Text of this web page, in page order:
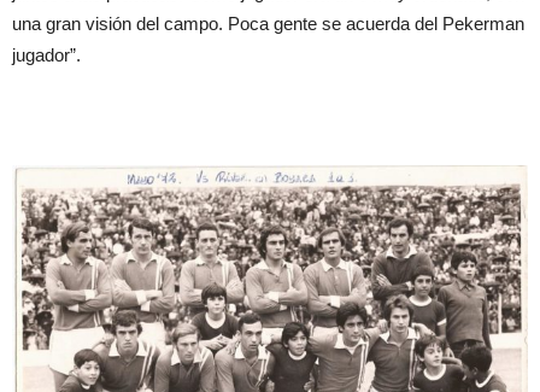
una gran visión del campo. Poca gente se acuerda del Pekerman
jugador”.